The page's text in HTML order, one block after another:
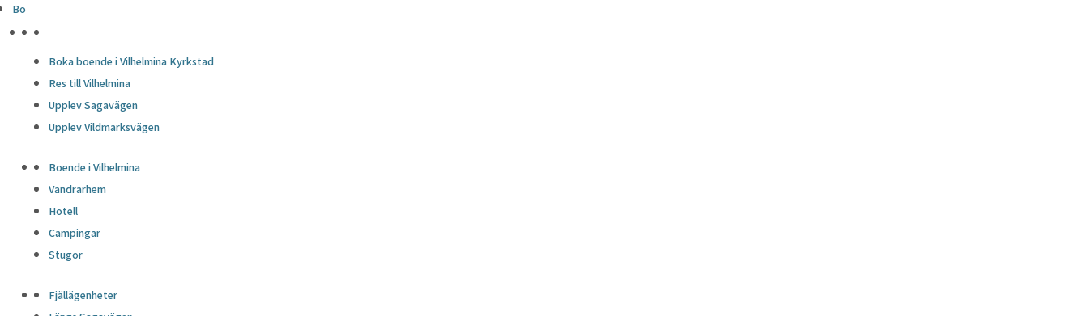
Bo
Boka boende i Vilhelmina Kyrkstad
Res till Vilhelmina
Upplev Sagavägen
Upplev Vildmarksvägen
Boende i Vilhelmina
Vandrarhem
Hotell
Campingar
Stugor
Fjällägenheter